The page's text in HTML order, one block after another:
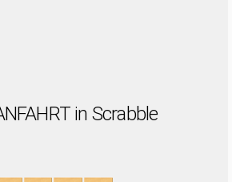
in Scrabble